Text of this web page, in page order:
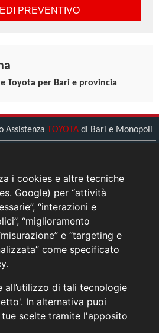
i cookies e altre tecniche
Google) per “attività
“interazioni e
“miglioramento
e “targeting e
come specificato
.
all’utilizzo di tali tecnologie
In alternativa puoi
scelte tramite l'apposito
Toyota per Bari e provincia
Assistenza TOYOTA di Bari e Monopoli
1
79 DEL REG. IVASS n° 40/2018